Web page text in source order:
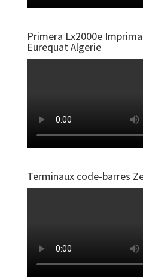
Primera Lx2000e
Eurequat Algerie
Terminaux code-barres